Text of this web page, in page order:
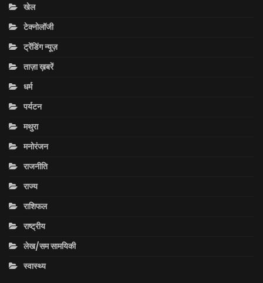
खेल
टेक्नोलॉजी
ट्रेंडिंग न्यूज़
ताज़ा ख़बरें
धर्म
पर्यटन
मथुरा
मनोरंजन
राजनीति
राज्य
राशिफल
राष्ट्रीय
लेख/सम सामयिकी
स्वास्थ्य